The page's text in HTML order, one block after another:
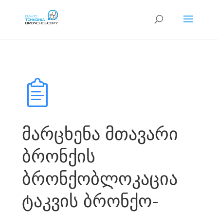
მარცხენა მთავარი
ბრონქის
ბრონქობლოკაცია
ტაკვის ბრონქო-